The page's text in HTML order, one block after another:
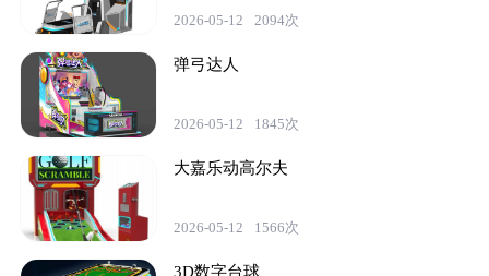
2026-05-12 2094次
弹弓达人
2026-05-12 1845次
大嘉乐动高尔夫
2026-05-12 1566次
3D数字台球